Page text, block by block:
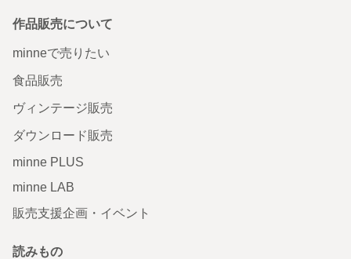
作品販売について
minneで売りたい
食品販売
ヴィンテージ販売
ダウンロード販売
minne PLUS
minne LAB
販売支援企画・イベント
読みもの